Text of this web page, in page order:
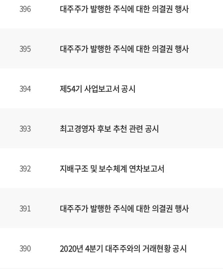
396 대주주가 발행한 주식에 대한 의결권 행사
395 대주주가 발행한 주식에 대한 의결권 행사
394 제54기 사업보고서 공시
393 최고경영자 후보 추천 관련 공시
392 지배구조 및 보수체계 연차보고서
391 대주주가 발행한 주식에 대한 의결권 행사
390 2020년 4분기 대주주와의 거래현황 공시